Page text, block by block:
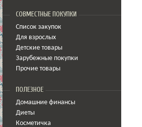
СОВМЕСТНЫЕ ПОКУПКИ
Список закупок
Для взрослых
Детские товары
Зарубежные покупки
Прочие товары
ПОЛЕЗНОЕ
Домашние финансы
Диеты
Косметичка